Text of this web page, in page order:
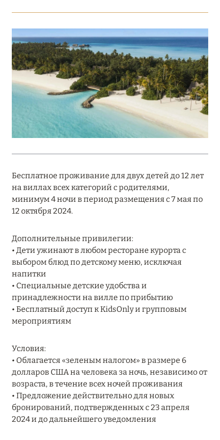
18 мая 2026
THE ST. REGIS MALDIVES VOMMULI:
МАНИФЕСТ ЭСТЕТИКИ В САМОМ СЕРДЦЕ
ОКЕАНА
Подробнее
27 апреля 2026
Подробнее
20 марта 2026
LA CARTE PREMIUM ПО ОТЕЛЮ WALDORF
ASTORIA MALDIVES ITHAAFUSHI, МАЛЬДИВЫ
Подробнее
12 ноября 2025
MANDARIN ORIENTAL JUMEIRA — SUITE
Подробнее
13 мая 2025
ЗАБРОНИРУЙТЕ FOUR SEASONS RESORT
DUBAI AT JUMEIRAH BEACH ПО ЛУЧШИМ
Бесплатное проживание для двух детей до 12 лет
на виллах всех категорий с родителями,
минимум 4 ночи в период размещения с 7 мая по
12 октября 2024.
Дополнительные привилегии:
• Дети ужинают в любом ресторане курорта с
выбором блюд по детскому меню, исключая
напитки
• Специальные детские удобства и
принадлежности на вилле по прибытию
• Бесплатный доступ к KidsOnly и групповым
мероприятиям
Условия:
• Облагается «зеленым налогом» в размере 6
долларов США на человека за ночь, независимо от
возраста, в течение всех ночей проживания
• Предложение действительно для новых
бронирований, подтвержденных с 23 апреля
2024 и до дальнейшего уведомления